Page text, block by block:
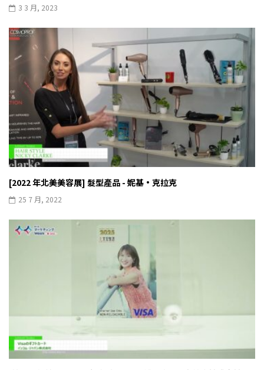
3 3 月, 2023
[2022 年北美美容展] 髮型產品 - 妮基·克拉克
25 7 月, 2022